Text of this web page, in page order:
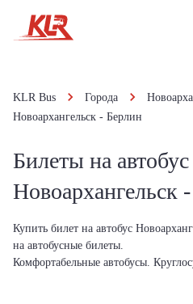
KLR Bus Города
Новоархангельск - Берлин
Билеты на автобус
Новоархангельск
Купить билет на автобус
на автобусные билеты.
Комфортабельные автобусы.